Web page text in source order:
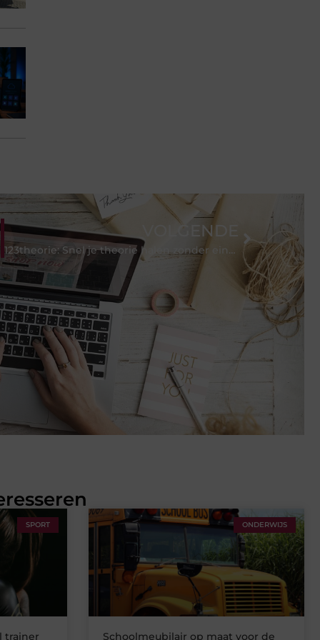
VOLGENDE
123theorie: Snel je theorie halen zonder eindeloos te blokken
SPORT
trainer
ONDERWIJS
Schoolmeubilair op maat voor de